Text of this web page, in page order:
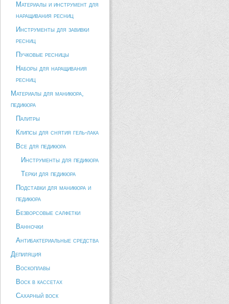
Материалы и инструмент для
наращивания ресниц
Инструменты для завивки
ресниц
Пучковые ресницы
Наборы для наращивания
ресниц
Материалы для маникюра,
педикюра
Палитры
Клипсы для снятия гель-лака
Все для педикюра
Инструменты для педикюра
Терки для педикюра
Подставки для маникюра и
педикюра
Безворсовые салфетки
Ванночки
Антибактериальные средства
Депиляция
Воскоплавы
Воск в кассетах
Сахарный воск